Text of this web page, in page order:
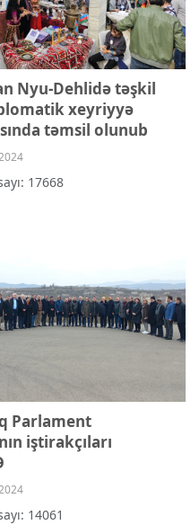
Nyu-Dehlidə təşkil
xeyriyyə
təmsil olunub
17668
Parlament
iştirakçıları
14061